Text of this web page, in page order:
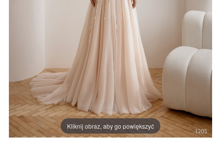
Kliknij obraz, aby go powiększyć